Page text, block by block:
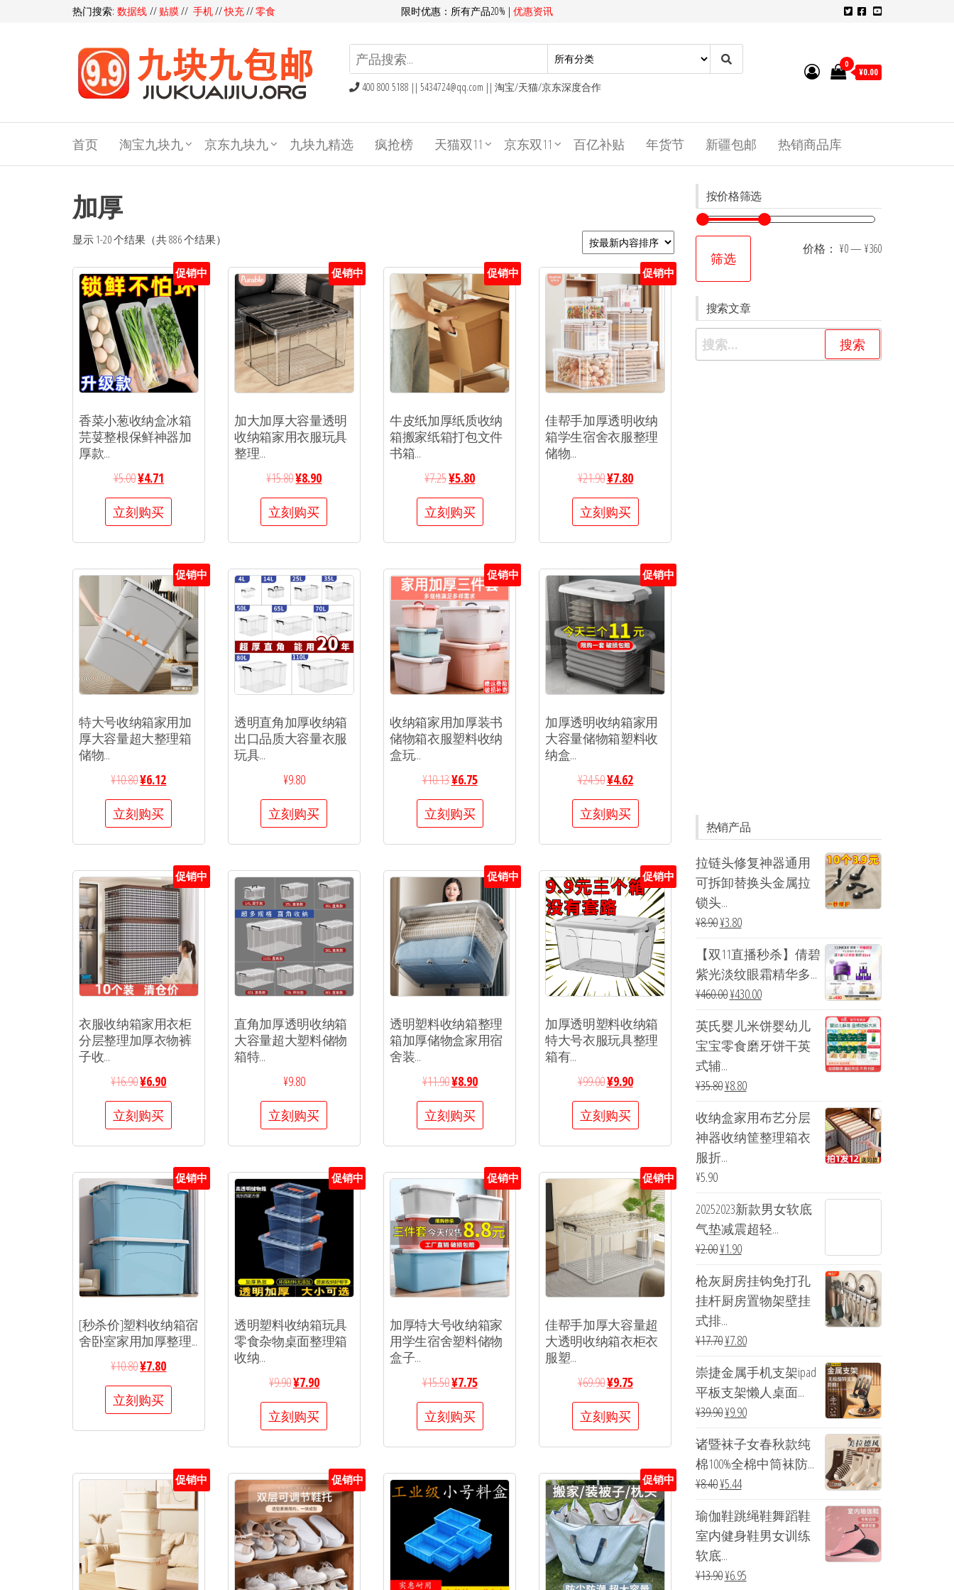
热门搜索: 数据线 // 贴膜// 手机//快充//零食 限时优惠：所有产品20% | 优惠资讯
九包
邮,9
邮,9.9
元包
邮,九
块九
官网
400 800 5188 || 5434724@qq.com || 淘宝/天猫/京东深度合作
0
¥0.00
首页 淘宝九块九 京东九块九 九块九精选 疯抢榜 天猫双11 京东双11 百亿补贴 年货节 新疆包邮 热销商品库
加厚
显示 1-20 个结果（共 886 个结果）
促销中
香菜小葱收纳盒冰箱
芫荽整根保鲜神器加
厚款...
¥5.00¥4.71
立刻购买
促销中
加大加厚大容量透明
收纳箱家用衣服玩具
整理...
¥15.80¥8.90
立刻购买
促销中
牛皮纸加厚纸质收纳
箱搬家纸箱打包文件
书箱...
¥7.25¥5.80
立刻购买
促销中
佳帮手加厚透明收纳
箱学生宿舍衣服整理
储物...
¥21.90¥7.80
立刻购买
促销中
特大号收纳箱家用加
厚大容量超大整理箱
储物...
¥10.80¥6.12
立刻购买
透明直角加厚收纳箱
出口品质大容量衣服
玩具...
¥9.80
立刻购买
促销中
收纳箱家用加厚装书
储物箱衣服塑料收纳
盒玩...
¥10.13¥6.75
立刻购买
促销中
加厚透明收纳箱家用
大容量储物箱塑料收
纳盒...
¥24.50¥4.62
立刻购买
促销中
衣服收纳箱家用衣柜
分层整理加厚衣物裤
子收...
¥16.90¥6.90
立刻购买
直角加厚透明收纳箱
大容量超大塑料储物
箱特...
¥9.80
立刻购买
促销中
透明塑料收纳箱整理
箱加厚储物盒家用宿
舍装...
¥11.90¥8.90
立刻购买
促销中
加厚透明塑料收纳箱
特大号衣服玩具整理
箱有...
¥99.00¥9.90
立刻购买
促销中
[秒杀价]塑料收纳箱宿
舍卧室家用加厚整理...
¥10.80¥7.80
立刻购买
促销中
透明塑料收纳箱玩具
零食杂物桌面整理箱
收纳...
¥9.90¥7.90
立刻购买
促销中
加厚特大号收纳箱家
用学生宿舍塑料储物
盒子...
¥15.50¥7.75
立刻购买
促销中
佳帮手加厚大容量超
大透明收纳箱衣柜衣
服塑...
¥69.90¥9.75
立刻购买
促销中 促销中 促销中
按价格筛选
筛选
价格： ¥0— ¥360
搜索文章
热销产品
拉链头修复神器通用
可拆卸替换头金属拉
锁头...
¥8.90¥3.80
【双11直播秒杀】倩碧
紫光淡纹眼霜精华多...
¥460.00¥430.00
英氏婴儿米饼婴幼儿
宝宝零食磨牙饼干英
式辅...
¥35.80¥8.80
收纳盒家用布艺分层
神器收纳筐整理箱衣
服折...
¥5.90
20252023新款男女软底
气垫减震超轻...
¥2.00¥1.90
枪灰厨房挂钩免打孔
挂杆厨房置物架壁挂
式排...
¥17.70¥7.80
崇捷金属手机支架ipad
平板支架懒人桌面...
¥39.90¥9.90
诸暨袜子女春秋款纯
棉100%全棉中筒袜防...
¥8.40¥5.44
瑜伽鞋跳绳鞋舞蹈鞋
室内健身鞋男女训练
软底...
¥13.90¥6.95